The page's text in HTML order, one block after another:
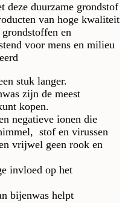
deze duurzame grondstof
van hoge kwaliteit
en
voor mens en milieu
stuk langer.
zijn de meest
kopen.
negatieve ionen die
stof en virussen
vrijwel geen rook en
invloed op het
bijenwas helpt